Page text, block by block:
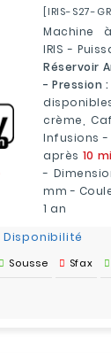
[IRIS-S27-
Machine à
IRIS -
Réservoir
- Pression :
crème,
Infusions -
après 10
-
mm -
1 an
Prix
Disponibilité
Sousse Sfax